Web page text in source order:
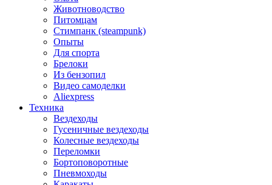
Животноводство
Питомцам
Стимпанк (steampunk)
Опыты
Для спорта
Брелоки
Из бензопил
Видео самоделки
Aliexpress
Техника
Вездеходы
Гусеничные вездеходы
Колесные вездеходы
Переломки
Бортоповоротные
Пневмоходы